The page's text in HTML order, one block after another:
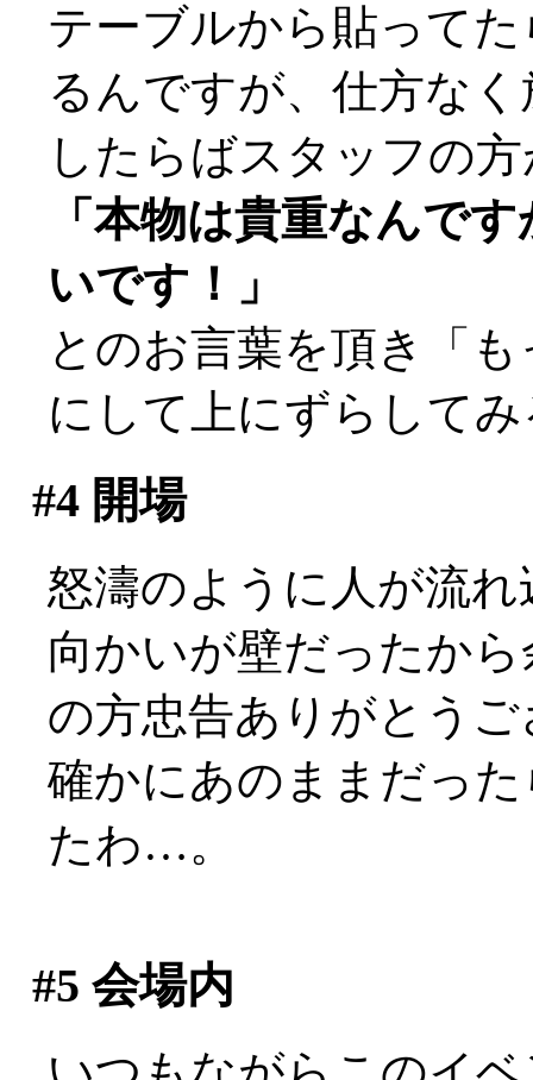
テーブルから貼って
るんですが、仕方なく
したらばスタッフの
「本物は貴重なんで
いです！」
とのお言葉を頂き「
にして上にずらして
#4開場
怒濤のように人が流れ
向かいが壁だったか
の方忠告ありがとう
確かにあのままだっ
たわ…。
#5 会場内